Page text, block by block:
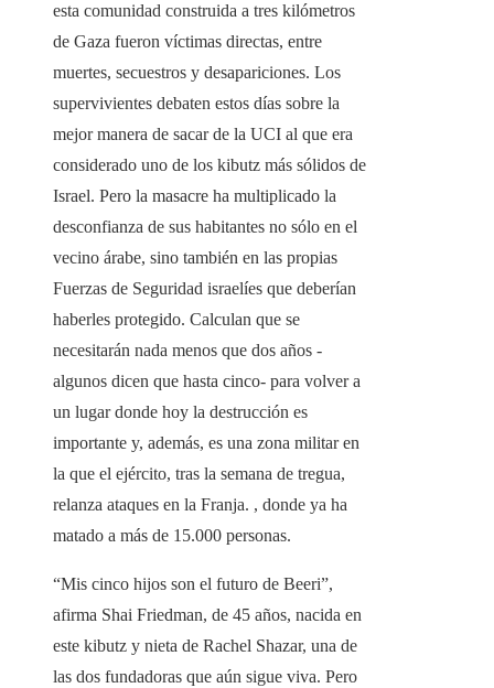
esta comunidad construida a tres kilómetros
de Gaza fueron víctimas directas, entre
muertes, secuestros y desapariciones. Los
supervivientes debaten estos días sobre la
mejor manera de sacar de la UCI al que era
considerado uno de los kibutz más sólidos de
Israel. Pero la masacre ha multiplicado la
desconfianza de sus habitantes no sólo en el
vecino árabe, sino también en las propias
Fuerzas de Seguridad israelíes que deberían
haberles protegido. Calculan que se
necesitarán nada menos que dos años -
algunos dicen que hasta cinco- para volver a
un lugar donde hoy la destrucción es
importante y, además, es una zona militar en
la que el ejército, tras la semana de tregua,
relanza ataques en la Franja. , donde ya ha
matado a más de 15.000 personas.
“Mis cinco hijos son el futuro de Beeri”,
afirma Shai Friedman, de 45 años, nacida en
este kibutz y nieta de Rachel Shazar, una de
las dos fundadoras que aún sigue viva. Pero